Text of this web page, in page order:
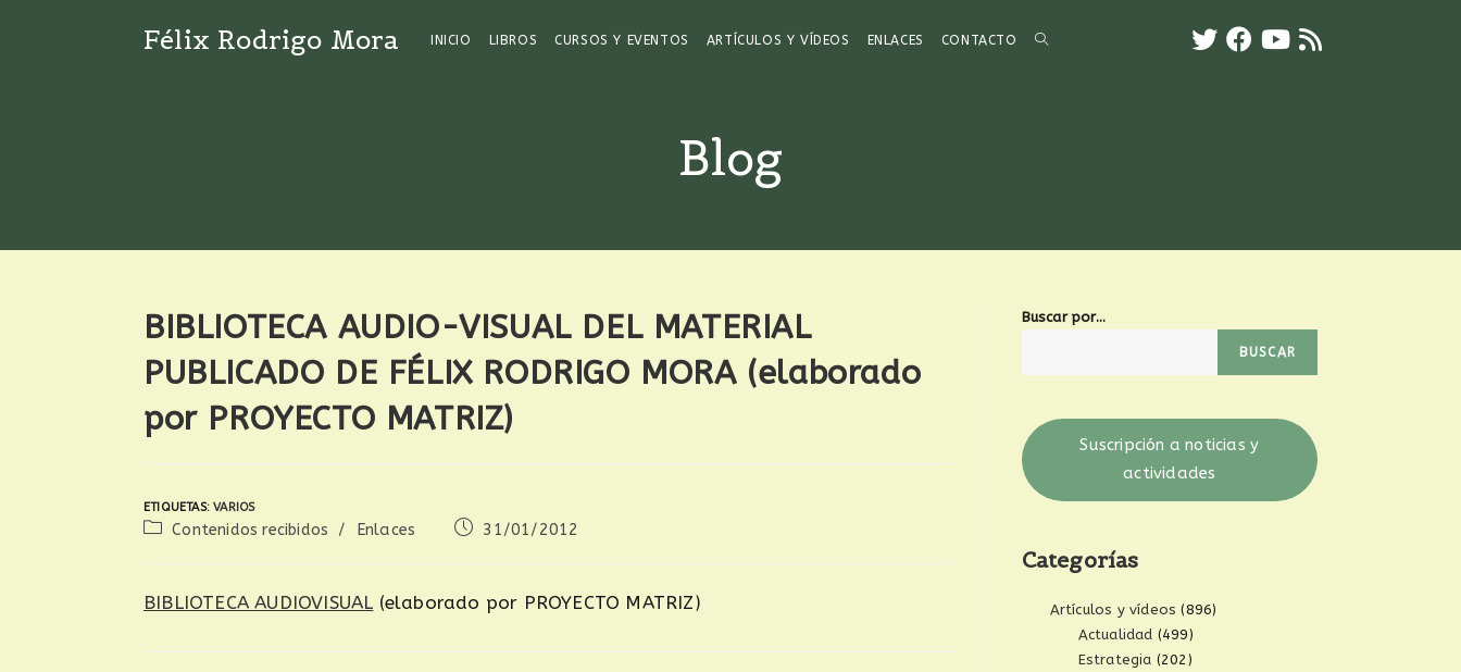
Félix Rodrigo Mora INICIO LIBROS CURSOS Y EVENTOS ARTÍCULOS Y VÍDEOS ENLACES CONTACTO
Blog
BIBLIOTECA AUDIO-VISUAL DEL MATERIAL
PUBLICADO DE FÉLIX RODRIGO MORA (elaborado
por PROYECTO MATRIZ)
ETIQUETAS:VARIOS
Contenidos recibidos / Enlaces 31/01/2012
BIBLIOTECA AUDIOVISUAL (elaborado por PROYECTO MATRIZ)
Buscar por...
BUSCAR
Suscripción a noticias y
actividades
Categorías
Artículos y vídeos (896)
Actualidad (499)
Estrategia (202)